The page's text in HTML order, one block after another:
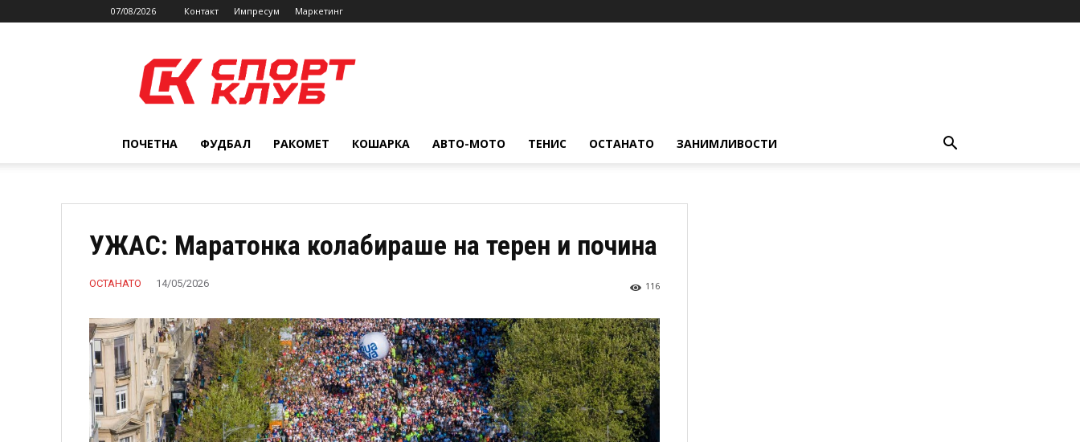
07/08/2026 Контакт Импресум Маркетинг
ПОЧЕТНА ФУДБАЛ РАКОМЕТ КОШАРКА АВТО-МОТО ТЕНИС ОСТАНАТО ЗАНИМЛИВОСТИ
УЖАС: Маратонка колабираше на терен и почина
ОСТАНАТО 14/05/2026 116